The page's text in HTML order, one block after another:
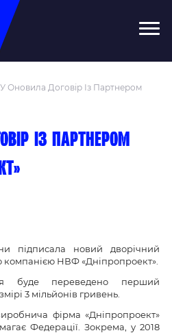
Оновила Договір Із Партнером
із партнером
підписала новий дворічний
компанією НВФ «Дніпропроект».
буде переведено перший
3 мільйонів гривень.
фірма «Дніпропроект»
Федерації. Зокрема, у 2018